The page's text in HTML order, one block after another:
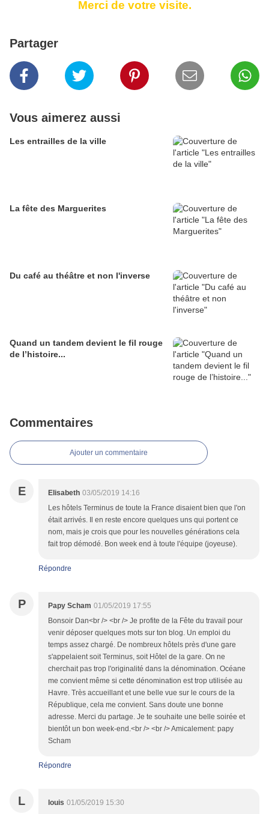
Merci de votre visite.
Partager
Vous aimerez aussi
Les entrailles de la ville
La fête des Marguerites
Du café au théâtre et non l'inverse
Quand un tandem devient le fil rouge
de l’histoire...
Commentaires
Ajouter un commentaire
E Elisabeth 03/05/2019 14:16
Les hôtels Terminus de toute la France disaient bien que l'on
était arrivés. Il en reste encore quelques uns qui portent ce
nom, mais je crois que pour les nouvelles générations cela
fait trop démodé. Bon week end à toute l'équipe (joyeuse).
Répondre
P Papy Scham 01/05/2019 17:55
Bonsoir Dan<br /> <br /> Je profite de la Fête du travail pour
venir déposer quelques mots sur ton blog. Un emploi du
temps assez chargé. De nombreux hôtels près d'une gare
s'appelaient soit Terminus, soit Hôtel de la gare. On ne
cherchait pas trop l'originalité dans la dénomination. Océane
me convient même si cette dénomination est trop utilisée au
Havre. Très accueillant et une belle vue sur le cours de la
République, cela me convient. Sans doute une bonne
adresse. Merci du partage. Je te souhaite une belle soirée et
bientôt un bon week-end.<br /> <br /> Amicalement: papy
Scham
Répondre
L louis 01/05/2019 15:30